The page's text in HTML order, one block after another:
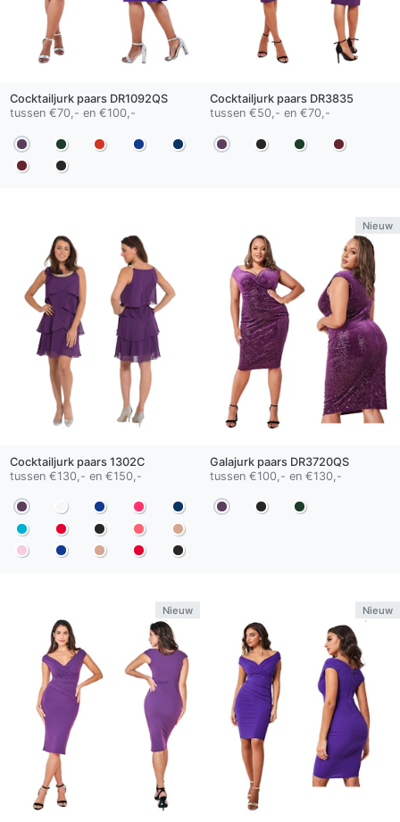
Cocktailjurk paarsDR1092QS
tussen €70,- en €100,-
Cocktailjurk paarsDR3835
tussen €50,- en €70,-
Cocktailjurk paars1302C
tussen €130,- en €150,-
Nieuw
Galajurk paarsDR3720QS
tussen €100,- en €130,-
Nieuw Nieuw